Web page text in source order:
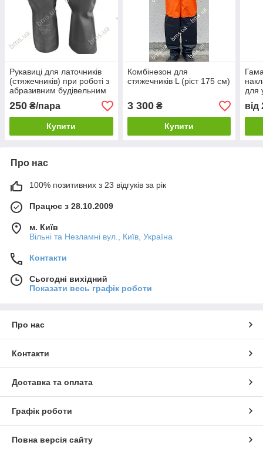
Рукавиці для латочників
(стяжечників) при роботі з
абразивним будівельним
розчином
250 ₴/пара
Купити
Комбінезон для
стяжечників L (ріст 175 см)
3 300₴
Купити
для
від
Про нас
100% позитивних з 23 відгуків за рік
Працює з 28.10.2009
м. Київ
Вільні та Незламні вул., Київ, Україна
Контакти
Сьогодні вихідний
Показати весь графік роботи
Про нас
Контакти
Доставка та оплата
Графік роботи
Повна версія сайту